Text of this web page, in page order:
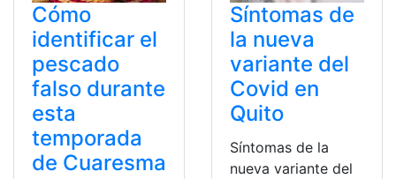
Cómo
identificar el
pescado
falso durante
esta
temporada
de Cuaresma
Síntomas de
la nueva
variante del
Covid en
Quito
Síntomas de la
nueva variante del